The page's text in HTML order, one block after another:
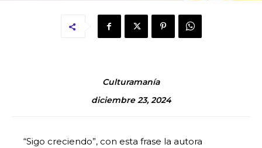
Culturamanía
diciembre 23, 2024
“Sigo creciendo”, con esta frase la autora